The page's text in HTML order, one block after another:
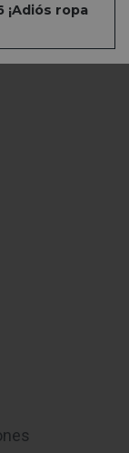
¡Adiós ropa